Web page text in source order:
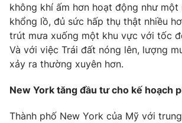
® Cấm sao chép dưới mọi hình thức nếu
thuận bằng văn bản. Ghi rõ nguồn VTV.vn
thông tin từ website này.
không khí ấm hơn hoạt động như
khổng lồ, đủ sức hấp thụ thật nhiều
trút mưa xuống một khu vực với tốc
Và với việc Trái đất nóng lên, lượng
xảy ra thường xuyên hơn.
New York tăng đầu tư cho kế hoạch
Thành phố New York của Mỹ với